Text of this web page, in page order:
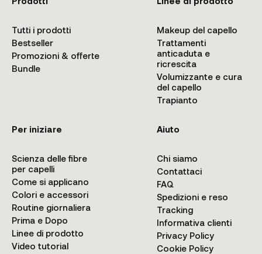
Tutti i prodotti
Bestseller
Promozioni & offerte
Bundle
Makeup del capello
Trattamenti
anticaduta e
ricrescita
Volumizzante e cura
del capello
Trapianto
Per iniziare
Scienza delle fibre
per capelli
Come si applicano
Colori e accessori
Routine giornaliera
Prima e Dopo
Linee di prodotto
Video tutorial
Aiuto
Chi siamo
Contattaci
FAQ
Spedizioni e reso
Tracking
Informativa clienti
Privacy Policy
Cookie Policy